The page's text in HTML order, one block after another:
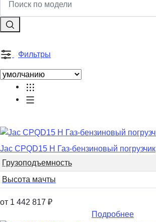
Фильтры
Jac CPQD15 H Газ-бензиновый погрузчик
Грузоподъемность
Высота мачты
от 1 442 817 ₽
Подробнее